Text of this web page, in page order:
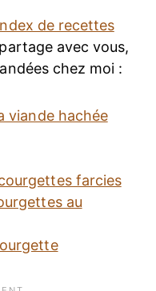
de recettes
avec vous,
chez moi :
viande hachée
farcies
au